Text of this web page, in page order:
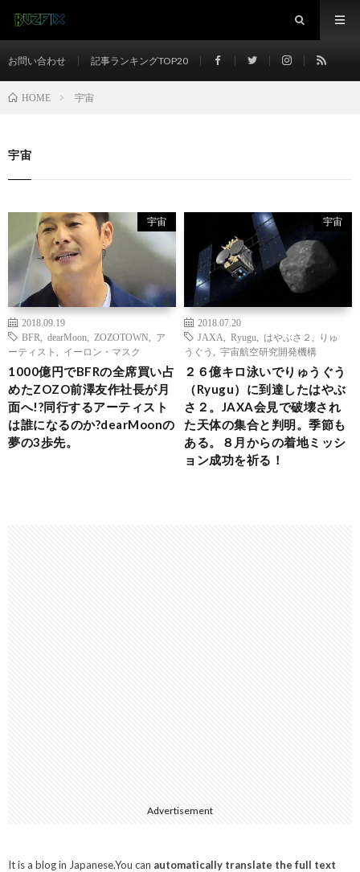
お問い合わせ 記事ランキングTOP20
HOME 宇宙
宇宙
宇宙
2018.09.19
BFR
dearMoon ZOZOTOWN
ア
ーティスト
イーロン・マスク
1000億円でBFRの全席買い占
めたZOZO前澤友作社長が月
面へ!?同行するアーティスト
は誰になるのか?dearMoonの
夢の3歩先。
宇宙
2018.07.20
JAXA
Ryugu はやぶさ２
りゅ
うぐう
宇宙航空研究開発機構
２６億キロ泳いでりゅうぐう
（Ryugu）に到達したはやぶ
さ２。JAXA会見で破壊され
た天体の集合と判明。季節も
ある。８月からの着地ミッシ
ョン成功を祈る！
Advertisement
It is a blog in Japanese.You can automatically translate the full text